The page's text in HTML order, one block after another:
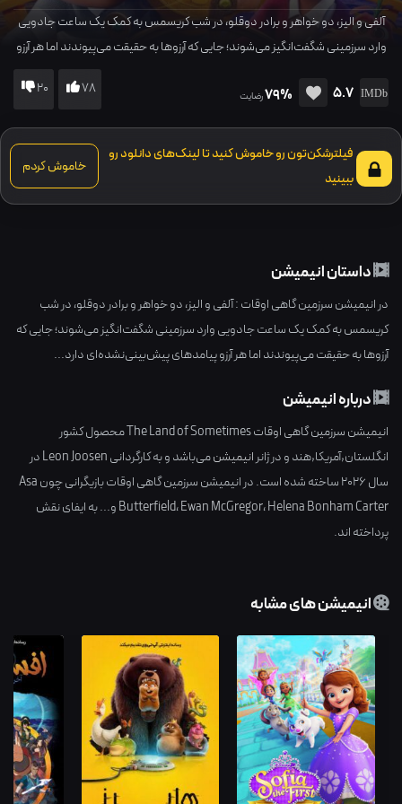
آلفی و الیز، دو خواهر و برادر دوقلو، در شب کریسمس به کمک یک ساعت جادویی
وارد سرزمینی شگفت‌انگیز می‌شوند؛ جایی که آرزوها به حقیقت می‌پیوندند اما هر آرزو
5.7
79%رضایت 78
20
فیلترشکن‌تون رو خاموش کنید تا لینک‌های دانلود رو
ببینید
خاموش کردم
داستان انیمیشن
در انیمیشن سرزمین گاهی اوقات : آلفی و الیز، دو خواهر و برادر دوقلو، در شب
کریسمس به کمک یک ساعت جادویی وارد سرزمینی شگفت‌انگیز می‌شوند؛ جایی که
آرزوها به حقیقت می‌پیوندند اما هر آرزو پیامدهای پیش‌بینی‌نشده‌ای دارد...
درباره انیمیشن
انیمیشن سرزمین گاهی اوقات The Land of Sometimes محصول کشور
انگلستان,آمریکا,هندو در ژانرانیمیشنمی‌باشد و به کارگردانیLeon Joosenدر
سال2026ساخته شده است. در انیمیشن سرزمین گاهی اوقات بازیگرانی چونAsa
Butterfield،Ewan McGregor،Helena Bonham Carter
و... به ایفای نقش
پرداخته اند.
انیمیشن های مشابه